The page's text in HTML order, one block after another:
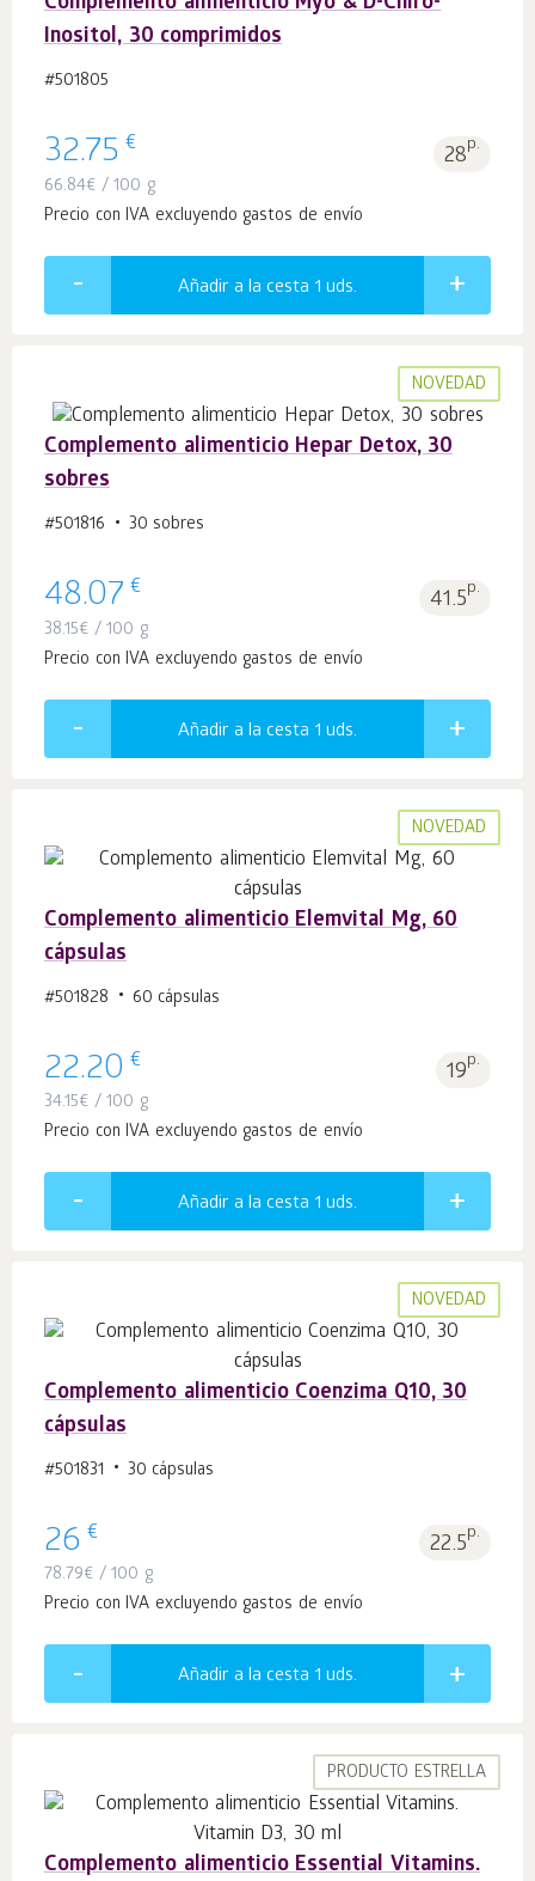
Inositol, 30 comprimidos
#501805
32.75 € 28p.
66.84€ / 100 g
Precio con IVA excluyendo gastos de envío
Añadir a la cesta 1 uds.
NOVEDAD
Complemento alimenticio Hepar Detox, 30
sobres
#501816 30 sobres
48.07 € 41.5p.
38.15€ / 100 g
Precio con IVA excluyendo gastos de envío
Añadir a la cesta 1 uds.
NOVEDAD
Complemento alimenticio Elemvital Mg, 60
cápsulas
#501828 60 cápsulas
22.20 € 19p.
34.15€ / 100 g
Precio con IVA excluyendo gastos de envío
Añadir a la cesta 1 uds.
NOVEDAD
Complemento alimenticio Coenzima Q10, 30
cápsulas
#501831 30 cápsulas
26 € 22.5p.
78.79€ / 100 g
Precio con IVA excluyendo gastos de envío
Añadir a la cesta 1 uds.
PRODUCTO ESTRELLA
Complemento alimenticio Essential Vitamins.